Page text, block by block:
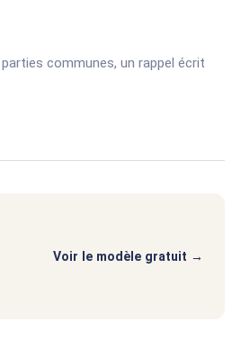
communes, un rappel écrit
Voir le modèle gratuit